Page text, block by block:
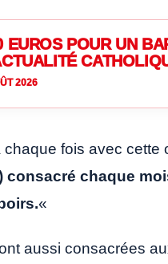
EUROS POUR UN
2026
fois avec
consacré chaque
«
aussi consacrées